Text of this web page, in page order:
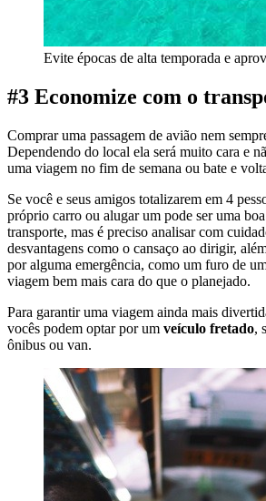
Evite épocas de alta temporada e
#3 Economize com o
Comprar uma passagem de avião nem
Dependendo do local ela será muito cara e
uma viagem no fim de semana ou bate e
Se você e seus amigos totalizarem em 4
próprio carro ou alugar um pode ser uma
transporte, mas é preciso analisar com
desvantagens como o cansaço ao dirigir,
por alguma emergência, como um furo de
viagem bem mais cara do que o planejado.
Para garantir uma viagem ainda mais
vocês podem optar por um veículo fretado,
ônibus ou van.